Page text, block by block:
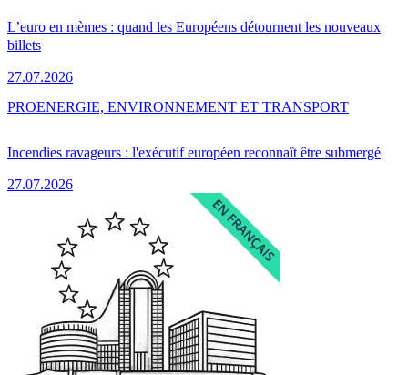
L’euro en mèmes : quand les Européens détournent les nouveaux
billets
27.07.2026
Incendies ravageurs : l'exécutif européen reconnaît être submergé
27.07.2026
PROENERGIE, ENVIRONNEMENT ET TRANSPORT